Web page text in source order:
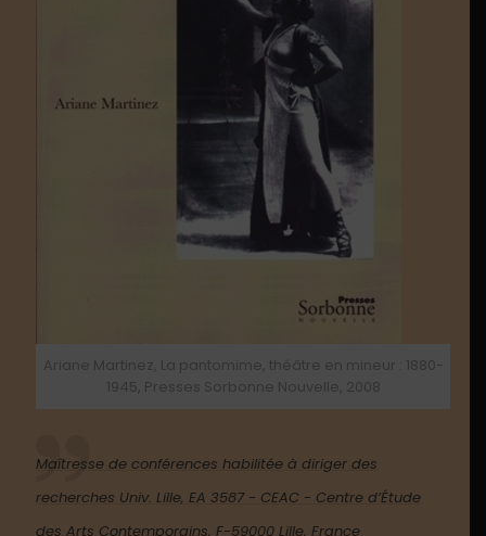
Ariane Martinez, La pantomime, théâtre en mineur : 1880-
1945, Presses Sorbonne Nouvelle, 2008
Maîtresse de conférences habilitée à diriger des
recherches Univ. Lille, EA 3587 - CEAC - Centre d’Étude
des Arts Contemporains, F-59000 Lille, France